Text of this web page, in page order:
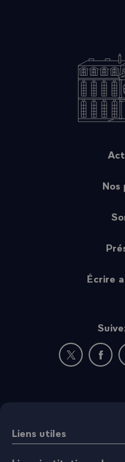
Nos
Écrire
Nouvelle
Liens utiles